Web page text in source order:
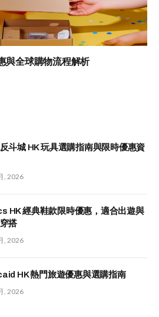
與全球購物流程解析
斗城 HK 玩具選購指南與限時優惠資
, 2026
HK 經典鞋款限時優惠，適合出遊與
搭
, 2026
HK 熱門旅遊優惠與選購指南
, 2026